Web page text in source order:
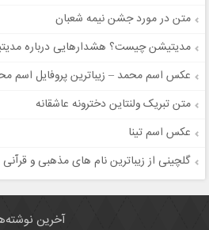
متن در مورد جشن نیمه شعبان
مدیتیشن چیست؟ هشدارهایی درباره
عکس اسم محمد – زیباترین پروفایل اسم
متن تبریک ولنتاین دخترونه عاشقانه
عکس اسم تینا
گلچینی از زیباترین نام های مذهبی و
آخرین